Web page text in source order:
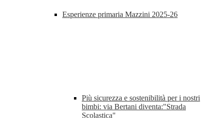
Esperienze primaria Mazzini 2025-26
Più sicurezza e sostenibilità per i nostri
bimbi: via Bertani diventa:"Strada
Scolastica"